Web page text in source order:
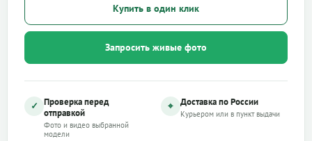
Купить в один клик
Запросить живые фото
✓ Проверка перед
отправкой
Фото и видео выбранной
модели
⌖ Доставка по России
Курьером или в пункт выдачи